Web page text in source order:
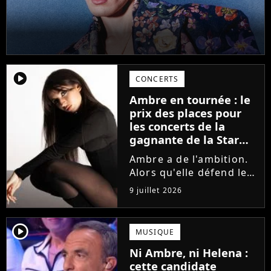
player2 CONCERTS
Ambre en tournée : le
prix des places pour
les concerts de la
gagnante de la Star
Academy !
Ambre a de l'ambition.
Alors qu'elle défend le
single J'me demande et
qu'elle prépare son
premier album, la
gagnante de la dernière
saison de la Star
Academy annonce les
dates de sa...
9 juillet 2026
player2 MUSIQUE
Ni Ambre, ni Helena :
cette candidate